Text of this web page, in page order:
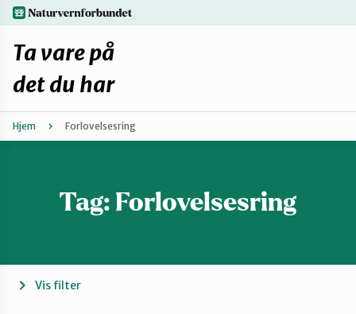
Hopp
til
hovedinnhold
Fiksetips
Forbehold
naturvernforbundet.no
Ta vare på
det du har
Hjem Forlovelsesring
Tag: Forlovelsesring
Vis filter